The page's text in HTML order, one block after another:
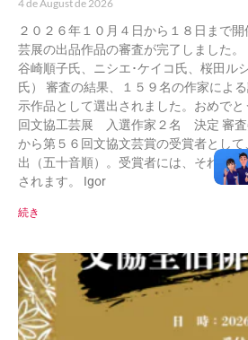
4 de August de 2026
２０２６年１０月４日から１８日まで
芸展の出品作品の審査が完了しました。
谷崎順子氏、ニシエ･ケイコ氏、桜田ル
氏） 審査の結果、１５９名の作家によ
示作品として選出されました。おめでと
回文協工芸展 入選作家２名 決定 審査
から第５６回文協文芸賞の受賞者とし
出（五十音順）。受賞者には、それぞ
されます。 Igor
続き